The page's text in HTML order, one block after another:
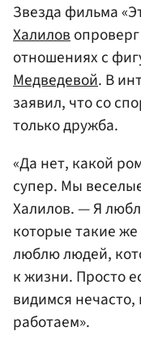
Звезда фильма
Халилов
отношениях с
Медведевой. В
заявил, что со
только дружба.
«Да нет, какой
супер. Мы
Халилов. — Я
которые такие
люблю людей,
к жизни. Просто
видимся нечасто,
работаем».